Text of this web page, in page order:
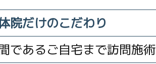
院だけのこだわり
であるご自宅まで訪問施術